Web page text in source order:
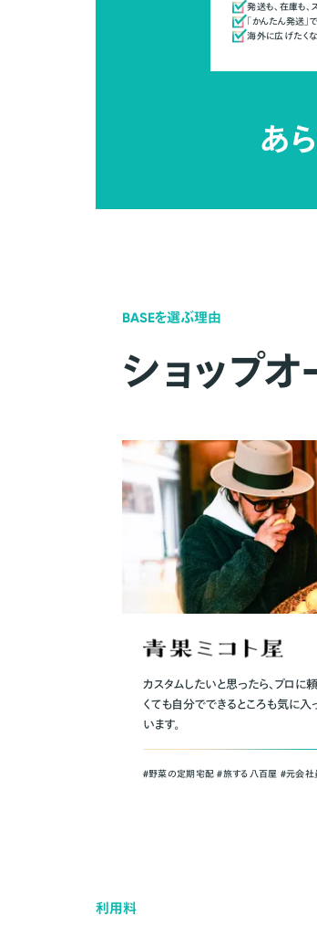
発送も、在庫も、
「かんたん発送
海外に広げたく
あ
BASEを選ぶ理由
ショップ
カスタムしたいと思ったら、プロに
くても自分でできるところも気に入
います。
＃野菜の定期宅配 ＃旅する八百屋 ＃元会社
利用料